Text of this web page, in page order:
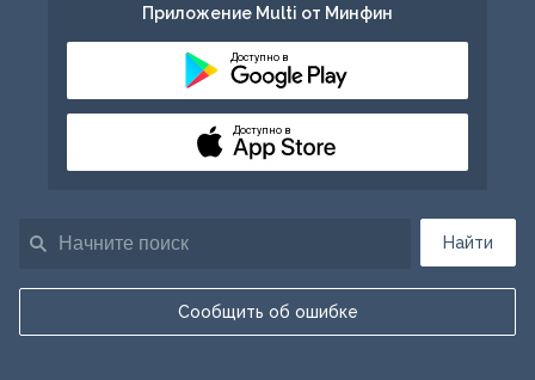
Найти
Сообщить об ошибке
Приложение Multi от Минфин
Доступно в
Доступно в